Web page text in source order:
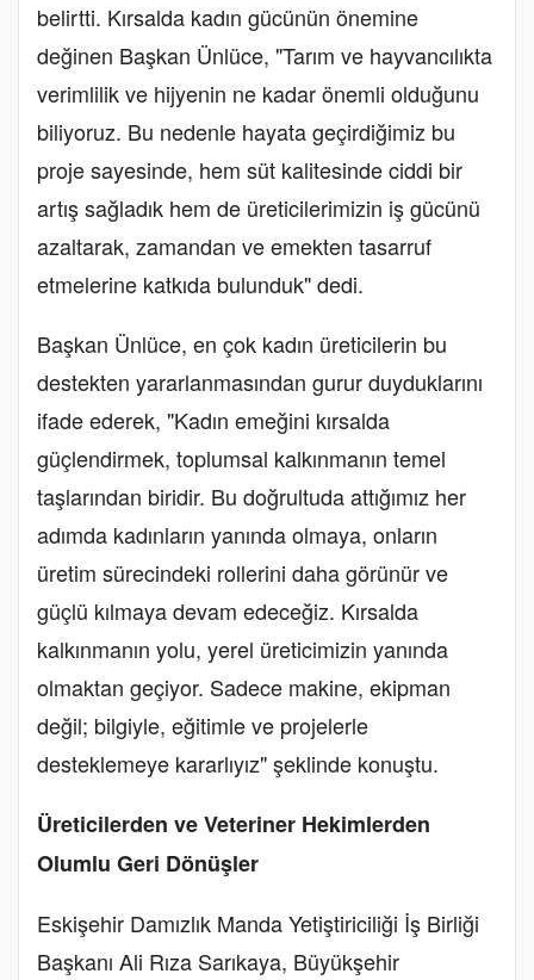
belirtti. Kırsalda kadın gücünün önemine
değinen Başkan Ünlüce, "Tarım ve hayvancılıkta
verimlilik ve hijyenin ne kadar önemli olduğunu
biliyoruz. Bu nedenle hayata geçirdiğimiz bu
proje sayesinde, hem süt kalitesinde ciddi bir
artış sağladık hem de üreticilerimizin iş gücünü
azaltarak, zamandan ve emekten tasarruf
etmelerine katkıda bulunduk" dedi.
Başkan Ünlüce, en çok kadın üreticilerin bu
destekten yararlanmasından gurur duyduklarını
ifade ederek, "Kadın emeğini kırsalda
güçlendirmek, toplumsal kalkınmanın temel
taşlarından biridir. Bu doğrultuda attığımız her
adımda kadınların yanında olmaya, onların
üretim sürecindeki rollerini daha görünür ve
güçlü kılmaya devam edeceğiz. Kırsalda
kalkınmanın yolu, yerel üreticimizin yanında
olmaktan geçiyor. Sadece makine, ekipman
değil; bilgiyle, eğitimle ve projelerle
desteklemeye kararlıyız" şeklinde konuştu.
Üreticilerden ve Veteriner Hekimlerden
Olumlu Geri Dönüşler
Eskişehir Damızlık Manda Yetiştiriciliği İş Birliği
Başkanı Ali Rıza Sarıkaya, Büyükşehir